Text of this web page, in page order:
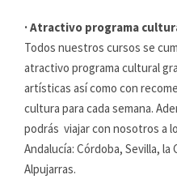
· Atractivo programa
Todos nuestros cursos se
atractivo programa cultural
artísticas así como con
cultura para cada semana.
podrás viajar con nosotros a
Andalucía: Córdoba, Sevilla, la
Alpujarras.